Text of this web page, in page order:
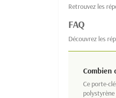
Retrouvez les
FAQ
Découvrez les
Combien
Ce porte-